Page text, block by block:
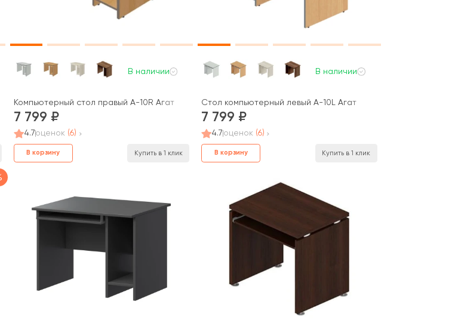
В наличии
Компьютерный стол правый А-10R Агат
7 799
4.7оценок (6)
В корзину Купить в 1 клик
В наличии
Стол компьютерный левый А-10L Агат
7 799
4.7 оценок (6)
В корзину Купить в 1 клик